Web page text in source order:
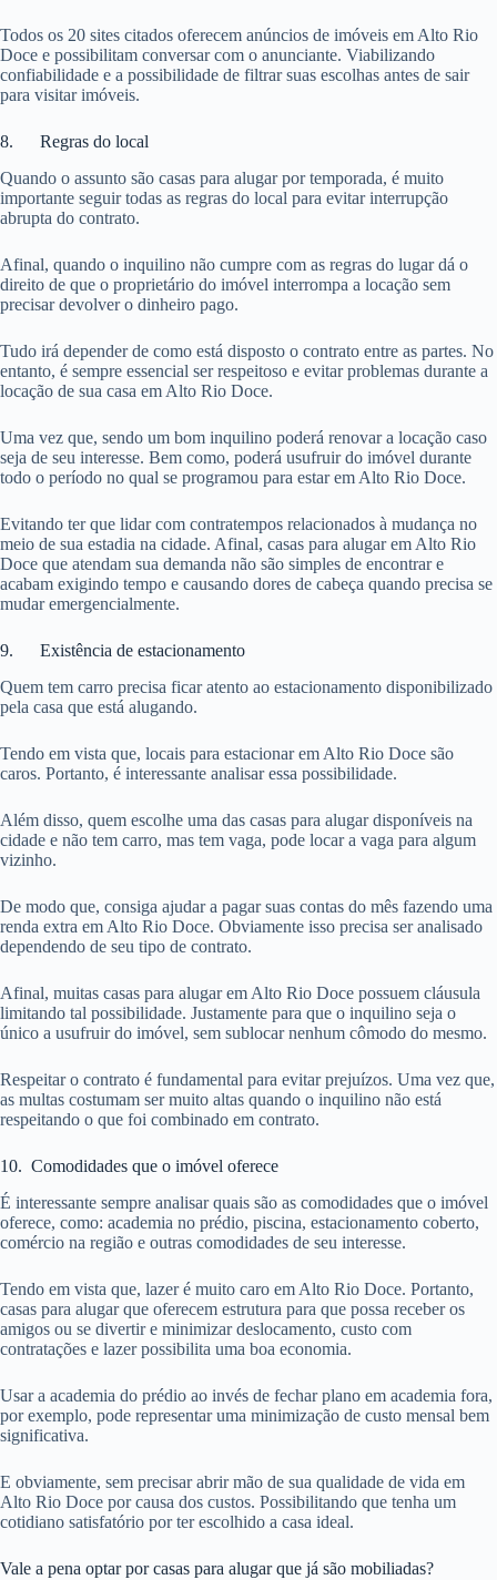
Todos os 20 sites citados oferecem anúncios de imóveis em Alto Rio
Doce e possibilitam conversar com o anunciante. Viabilizando
confiabilidade e a possibilidade de filtrar suas escolhas antes de sair
para visitar imóveis.
8. Regras do local
Quando o assunto são casas para alugar por temporada, é muito
importante seguir todas as regras do local para evitar interrupção
abrupta do contrato.
Afinal, quando o inquilino não cumpre com as regras do lugar dá o
direito de que o proprietário do imóvel interrompa a locação sem
precisar devolver o dinheiro pago.
Tudo irá depender de como está disposto o contrato entre as partes. No
entanto, é sempre essencial ser respeitoso e evitar problemas durante a
locação de sua casa em Alto Rio Doce.
Uma vez que, sendo um bom inquilino poderá renovar a locação caso
seja de seu interesse. Bem como, poderá usufruir do imóvel durante
todo o período no qual se programou para estar em Alto Rio Doce.
Evitando ter que lidar com contratempos relacionados à mudança no
meio de sua estadia na cidade. Afinal, casas para alugar em Alto Rio
Doce que atendam sua demanda não são simples de encontrar e
acabam exigindo tempo e causando dores de cabeça quando precisa se
mudar emergencialmente.
9. Existência de estacionamento
Quem tem carro precisa ficar atento ao estacionamento disponibilizado
pela casa que está alugando.
Tendo em vista que, locais para estacionar em Alto Rio Doce são
caros. Portanto, é interessante analisar essa possibilidade.
Além disso, quem escolhe uma das casas para alugar disponíveis na
cidade e não tem carro, mas tem vaga, pode locar a vaga para algum
vizinho.
De modo que, consiga ajudar a pagar suas contas do mês fazendo uma
renda extra em Alto Rio Doce. Obviamente isso precisa ser analisado
dependendo de seu tipo de contrato.
Afinal, muitas casas para alugar em Alto Rio Doce possuem cláusula
limitando tal possibilidade. Justamente para que o inquilino seja o
único a usufruir do imóvel, sem sublocar nenhum cômodo do mesmo.
Respeitar o contrato é fundamental para evitar prejuízos. Uma vez que,
as multas costumam ser muito altas quando o inquilino não está
respeitando o que foi combinado em contrato.
10. Comodidades que o imóvel oferece
É interessante sempre analisar quais são as comodidades que o imóvel
oferece, como: academia no prédio, piscina, estacionamento coberto,
comércio na região e outras comodidades de seu interesse.
Tendo em vista que, lazer é muito caro em Alto Rio Doce. Portanto,
casas para alugar que oferecem estrutura para que possa receber os
amigos ou se divertir e minimizar deslocamento, custo com
contratações e lazer possibilita uma boa economia.
Usar a academia do prédio ao invés de fechar plano em academia fora,
por exemplo, pode representar uma minimização de custo mensal bem
significativa.
E obviamente, sem precisar abrir mão de sua qualidade de vida em
Alto Rio Doce por causa dos custos. Possibilitando que tenha um
cotidiano satisfatório por ter escolhido a casa ideal.
Vale a pena optar por casas para alugar que já são mobiliadas?